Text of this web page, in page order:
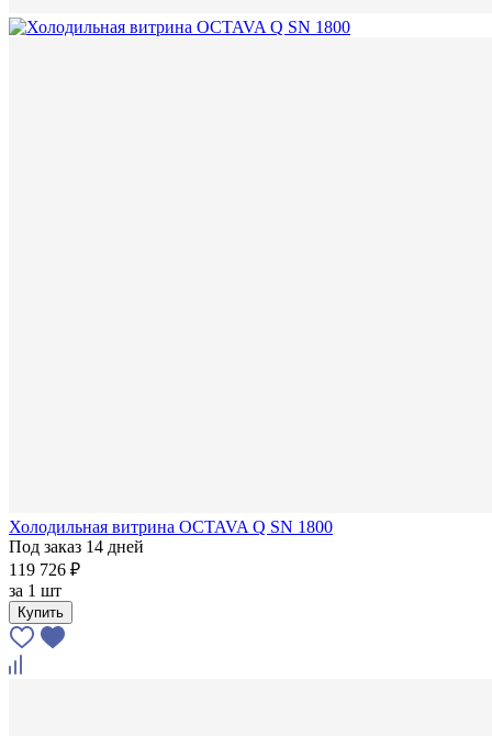
Холодильная витрина OCTAVA Q SN 1800
Под заказ 14 дней
119 726 ₽
за 1 шт
Купить